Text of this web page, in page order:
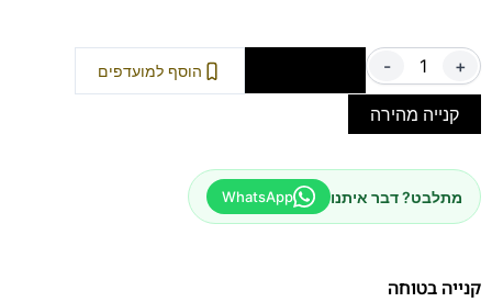
- + הוסף למועדפים
קנייה מהירה
מתלבט? דבר איתנו WhatsApp
קנייה בטוחה